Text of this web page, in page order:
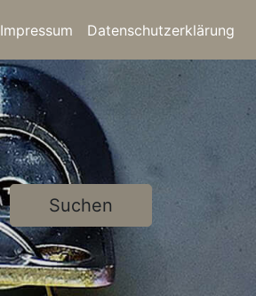
Impressum Datenschutzerklärung
Suchen